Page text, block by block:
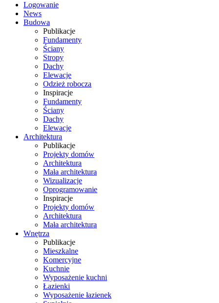
Logowanie
News
Budowa
Publikacje
Fundamenty
Ściany
Stropy
Dachy
Elewacje
Odzież robocza
Inspiracje
Fundamenty
Ściany
Dachy
Elewacje
Architektura
Publikacje
Projekty domów
Architektura
Mała architektura
Wizualizacje
Oprogramowanie
Inspiracje
Projekty domów
Architektura
Mała architektura
Wnętrza
Publikacje
Mieszkalne
Komercyjne
Kuchnie
Wyposażenie kuchni
Łazienki
Wyposażenie łazienek